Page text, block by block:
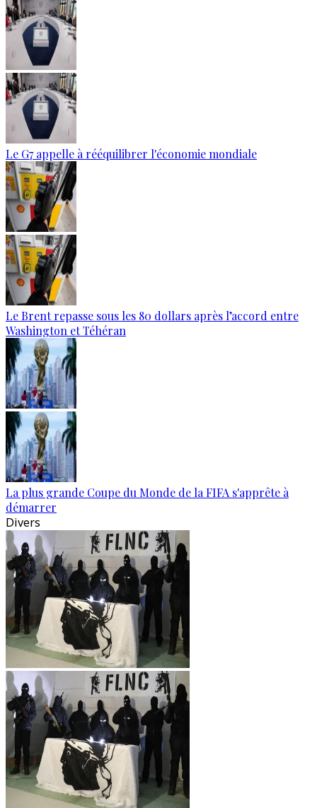
Le G7 appelle à rééquilibrer l'économie mondiale
Le Brent repasse sous les 80 dollars après l’accord entre
Washington et Téhéran
La plus grande Coupe du Monde de la FIFA s'apprête à
démarrer
Divers